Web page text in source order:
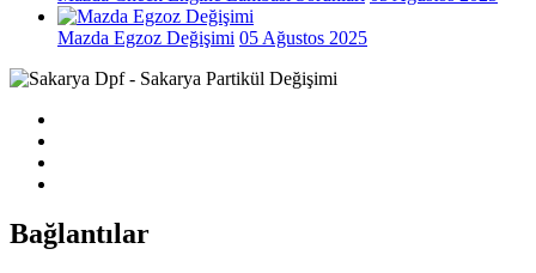
Mazda Egzoz Değişimi 05 Ağustos 2025
Bağlantılar